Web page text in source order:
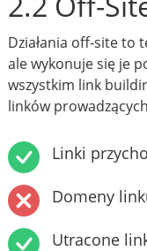
Działania off-site to
ale wykonuje się je
wszystkim link
linków
Linki
Domeny
Utracone